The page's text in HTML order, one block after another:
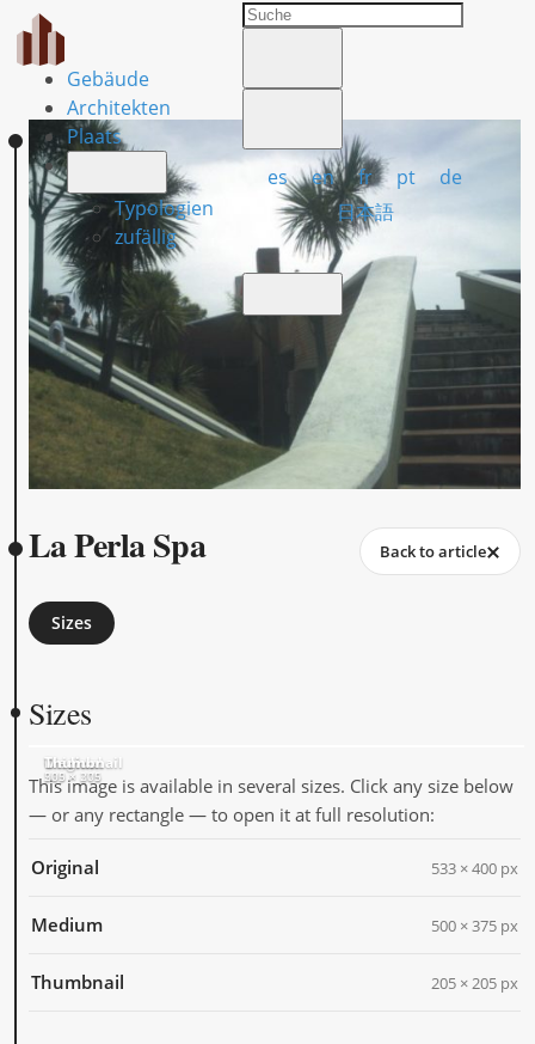
Gebäude
Architekten
Plaats
Typologien
zufällig
es en fr pt
de
日本語
La Perla Spa Back to article
Sizes
Sizes
Original
533 × 400
Medium
500 × 375
Thumbnail
205 × 205
This image is available in several sizes. Click any size below
— or any rectangle — to open it at full resolution:
Original 533 × 400 px
Medium 500 × 375 px
Thumbnail 205 × 205 px